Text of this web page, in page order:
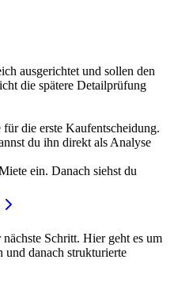
ausgerichtet und sollen den
die spätere Detailprüfung
die erste Kaufentscheidung.
du ihn direkt als Analyse
ein. Danach siehst du
Schritt. Hier geht es um
und danach strukturierte